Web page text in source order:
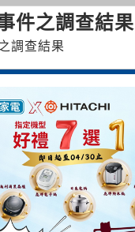
件之調查結果
調查結果